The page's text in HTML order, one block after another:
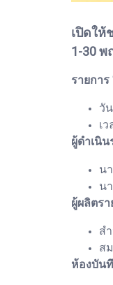
เปิดให้
1-30 พ
รายการ
วั
เ
ผู้ดำเนิน
น
น
ผู้ผลิตรา
ส
ส
ห้องบัน